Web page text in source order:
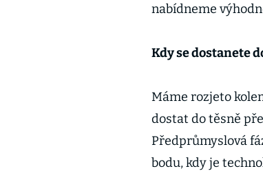
nabídneme
Kdy se dostanete
Máme rozjeto
dostat do těsně
Předprůmyslová
bodu, kdy je